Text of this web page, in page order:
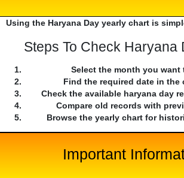
Using the Haryana Day yearly chart is
Steps To Check Haryana
Select the month you want
Find the required date in the
Check the available haryana day
Compare old records with
Browse the yearly chart for
Important